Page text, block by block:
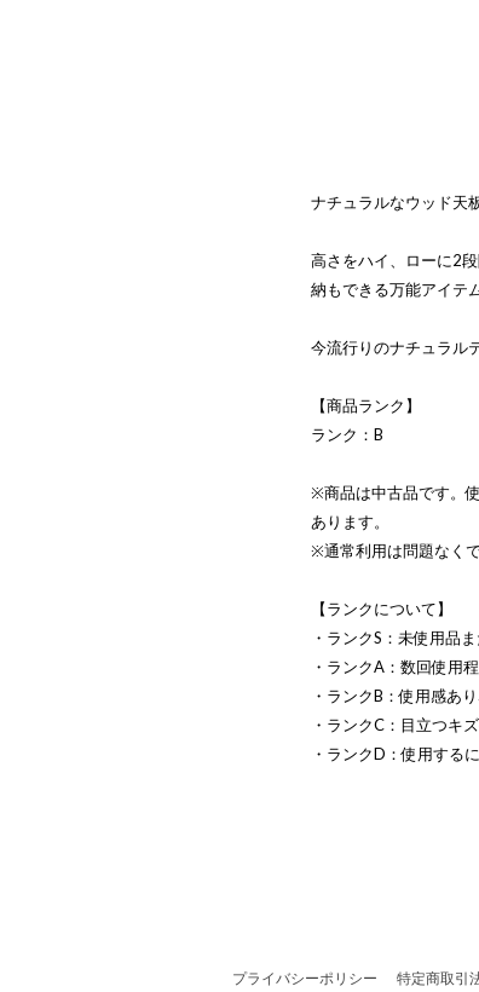
ナチュラルなウッド天
高さをハイ、ローに2
納もできる万能アイテ
今流行りのナチュラル
【商品ランク】
ランク：B
※商品は中古品です。
あります。
※通常利用は問題なく
【ランクについて】
・ランクS：未使用品
・ランクA：数回使用
・ランクB：使用感あ
・ランクC：目立つキ
・ランクD：使用する
プライバシーポリシー 特定商取引